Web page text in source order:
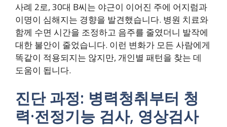
사례 2로, 30대 B씨는 야근이 이어진 주에 어지럼과
이명이 심해지는 경향을 발견했습니다. 병원 치료와
함께 수면 시간을 조정하고 음주를 줄였더니 발작에
대한 불안이 줄었습니다. 이런 변화가 모든 사람에게
똑같이 적용되지는 않지만, 개인별 패턴을 찾는 데
도움이 됩니다.
진단 과정: 병력청취부터 청
력·전정기능 검사, 영상검사